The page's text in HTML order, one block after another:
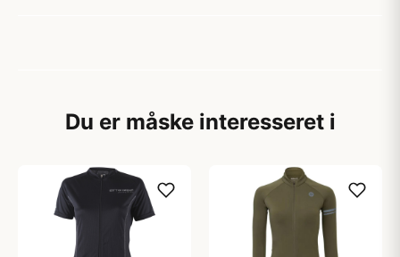
Du er måske interesseret i